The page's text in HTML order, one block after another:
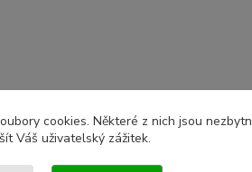
cookies. Některé z nich jsou
Váš uživatelský zážitek.